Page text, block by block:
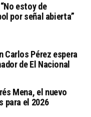
estoy de
por señal abierta”
Carlos Pérez espera
de El Nacional
Mena, el nuevo
para el 2026